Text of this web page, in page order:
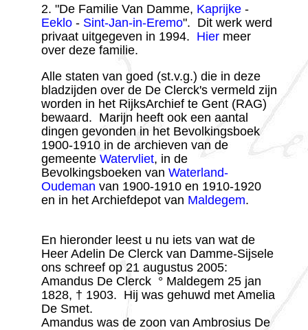
2. "De Familie Van Damme, Kaprijke-
Eeklo- Sint-Jan-in-Eremo". Dit werk werd
privaat uitgegeven in 1994. Hiermeer
over deze familie.
Alle staten van goed (st.v.g.) die in deze
bladzijden over de De Clerck's vermeld zijn
worden in het RijksArchief te Gent (RAG)
bewaard. Marijn heeft ook een aantal
dingen gevonden in het Bevolkingsboek
1900-1910 in de archieven van de
gemeente Watervliet, in de
Bevolkingsboeken van Waterland-
Oudeman van 1900-1910 en 1910-1920
en in het Archiefdepot van Maldegem.
En hieronder leest u nu iets van wat de
Heer Adelin De Clerck van Damme-Sijsele
ons schreef op 21 augustus 2005:
Amandus De Clerck ° Maldegem 25 jan
1828, † 1903. Hij was gehuwd met Amelia
De Smet.
Amandus was de zoon van Ambrosius De